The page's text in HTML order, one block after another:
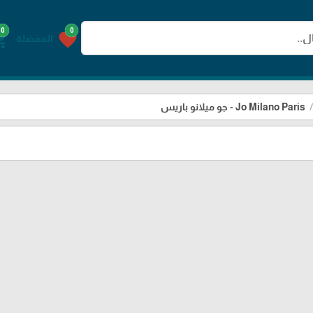
0
favorite المفضلة
0
Jo Milano Paris - جو ميلانو باريس